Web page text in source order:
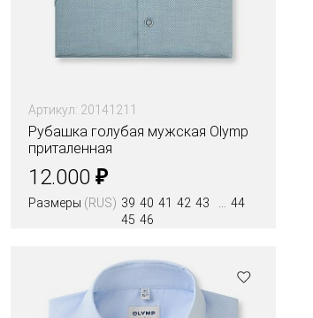
Артикул: 20141211
Рубашка голубая мужская Olymp
приталенная
12.000 ₽
Размеры (RUS) 39 40 41 42 43
44
45 46